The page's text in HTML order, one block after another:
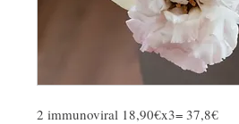
2 immunoviral 18,90€x3= 37,8€